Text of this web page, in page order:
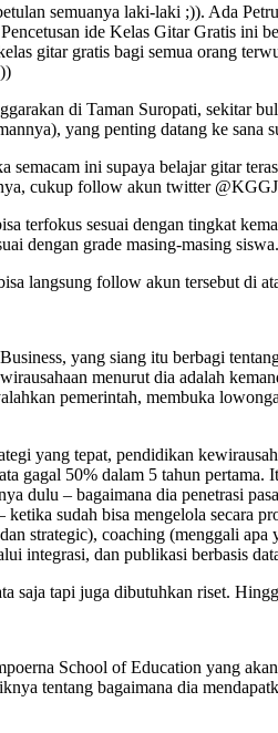
semuanya laki-laki ;)). Ada
ide Kelas Gitar Gratis ini
gitar gratis bagi semua orang
di Taman Suropati, sekitar
yang penting datang ke sana
semacam ini supaya belajar gitar
cukup follow akun twitter
terfokus sesuai dengan tingkat
dengan grade masing-masing siswa.
langsung follow akun tersebut di
yang siang itu berbagi
menurut dia adalah
pemerintah, membuka
yang tepat, pendidikan
gagal 50% dalam 5 tahun
dulu – bagaimana dia penetrasi
ketika sudah bisa mengelola
strategic), coaching (menggali
integrasi, dan publikasi berbasis
saja tapi juga dibutuhkan riset.
School of Education yang
tentang bagaimana dia